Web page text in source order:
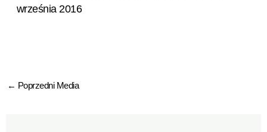
września 2016
← Poprzedni Media